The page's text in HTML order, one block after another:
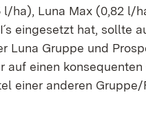
l/ha), Luna Max (0,82 l/
eingesetzt hat, sollte
Luna Gruppe und
auf einen
einer anderen Gruppe/